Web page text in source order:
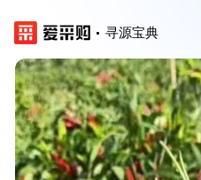
寻源宝典